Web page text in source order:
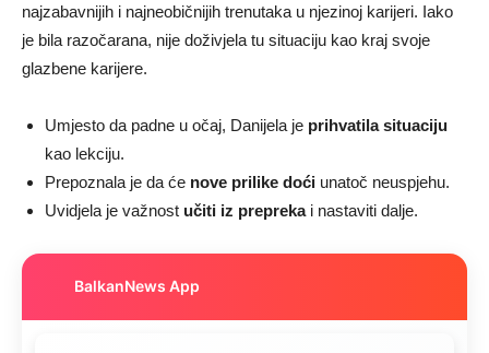
najzabavnijih i najneobičnijih trenutaka u njezinoj karijeri. Iako
je bila razočarana, nije doživjela tu situaciju kao kraj svoje
glazbene karijere.
Umjesto da padne u očaj, Danijela je prihvatila situaciju
kao lekciju.
Prepoznala je da će nove prilike doći unatoč neuspjehu.
Uvidjela je važnost učiti iz preprekai nastaviti dalje.
BalkanNews App